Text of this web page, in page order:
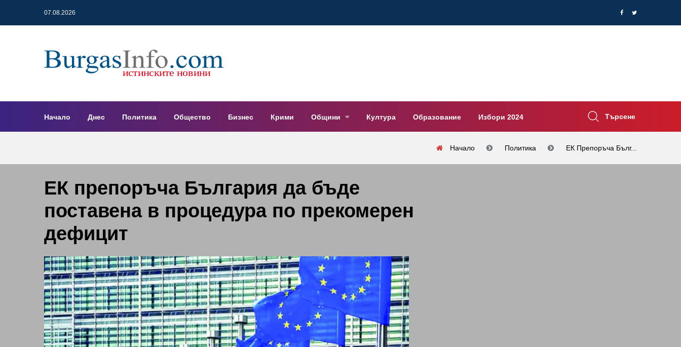
07.08.2026
Начало Днес Политика Общество Бизнес Крими Общини Култура Образование Избори 2024 Търсене
Начало Политика ЕК Препоръча Бълг...
ЕК препоръча България да бъде
поставена в процедура по прекомерен
дефицит